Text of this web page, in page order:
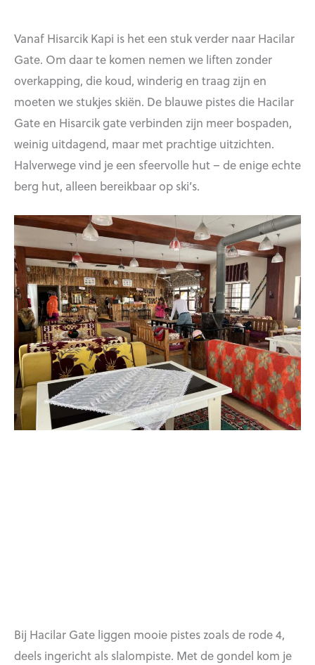
Vanaf Hisarcik Kapi is het een stuk verder naar Hacilar
Gate. Om daar te komen nemen we liften zonder
overkapping, die koud, winderig en traag zijn en
moeten we stukjes skiën. De blauwe pistes die Hacilar
Gate en Hisarcik gate verbinden zijn meer bospaden,
weinig uitdagend, maar met prachtige uitzichten.
Halverwege vind je een sfeervolle hut – de enige echte
berg hut, alleen bereikbaar op ski’s.
Bij Hacilar Gate liggen mooie pistes zoals de rode 4,
deels ingericht als slalompiste. Met de gondel kom je